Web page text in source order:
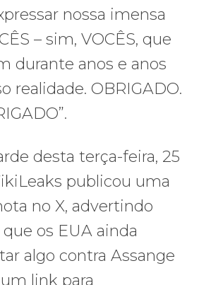
nossa imensa
– sim, VOCÊS, que
durante anos e anos
realidade. OBRIGADO.
desta terça-feira, 25
publicou uma
no X, advertindo
os EUA ainda
algo contra Assange
link para